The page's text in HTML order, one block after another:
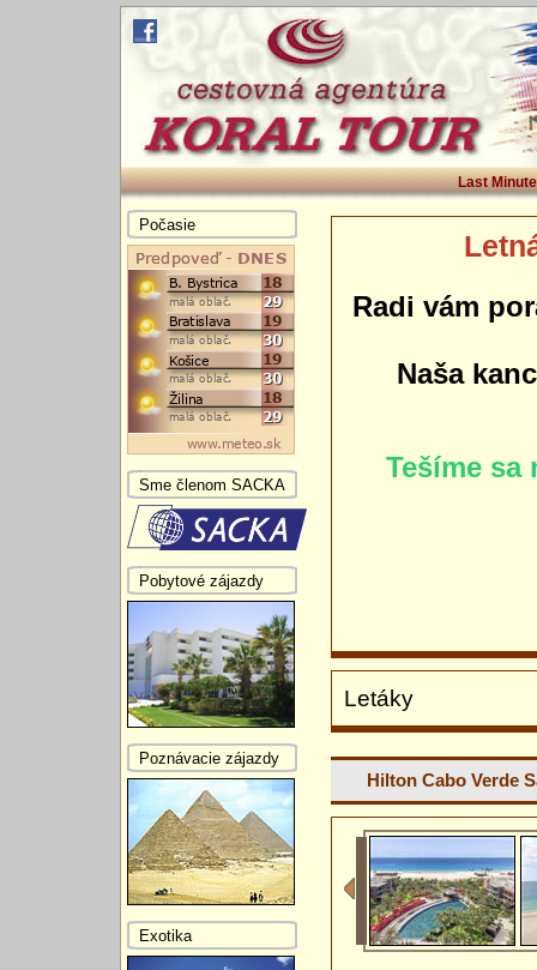
Last Minute
Radi vám
Naša
Tešíme sa
Letáky
Hilton Cabo Verde
Počasie
Sme členom SACKA
Pobytové zájazdy
Poznávacie zájazdy
Exotika